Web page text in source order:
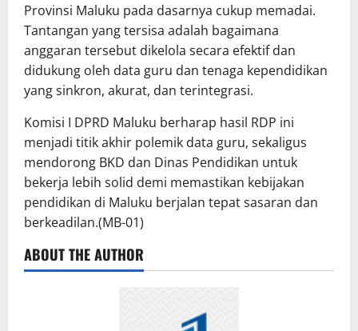
Provinsi Maluku pada dasarnya cukup memadai.
Tantangan yang tersisa adalah bagaimana
anggaran tersebut dikelola secara efektif dan
didukung oleh data guru dan tenaga kependidikan
yang sinkron, akurat, dan terintegrasi.
Komisi I DPRD Maluku berharap hasil RDP ini
menjadi titik akhir polemik data guru, sekaligus
mendorong BKD dan Dinas Pendidikan untuk
bekerja lebih solid demi memastikan kebijakan
pendidikan di Maluku berjalan tepat sasaran dan
berkeadilan.(MB-01)
ABOUT THE AUTHOR